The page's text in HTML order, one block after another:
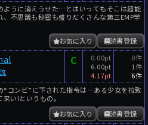
ように消えうせた…とはいってもそこは超能
不思議も秘密も盛りだくさんな第三EMP学
読書登録
お気に入り
C
0.00pt
6.00pt
4.17pt
0件
1件
6件
“コンビ”に下された指令は―ある少女を拉致
い!というもの。
読書登録
お気に入り